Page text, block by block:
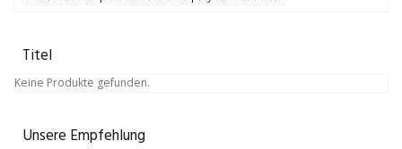
Titel
Keine Produkte gefunden.
Unsere Empfehlung